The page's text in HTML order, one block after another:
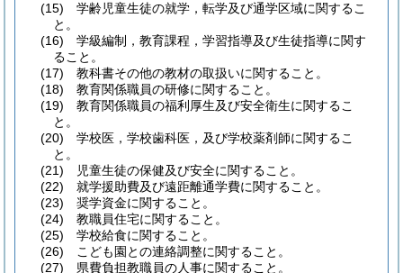
(15)
学齢児童生徒の就学，転学及び通学区域に関するこ
と。
(16)
学級編制，教育課程，学習指導及び生徒指導に関す
ること。
(17)
教科書その他の教材の取扱いに関すること。
(18)
教育関係職員の研修に関すること。
(19)
教育関係職員の福利厚生及び安全衛生に関するこ
と。
(20)
学校医，学校歯科医，及び学校薬剤師に関するこ
と。
(21)
児童生徒の保健及び安全に関すること。
(22)
就学援助費及び遠距離通学費に関すること。
(23)
奨学資金に関すること。
(24)
教職員住宅に関すること。
(25)
学校給食に関すること。
(26)
こども園との連絡調整に関すること。
(27)
県費負担教職員の人事に関すること。